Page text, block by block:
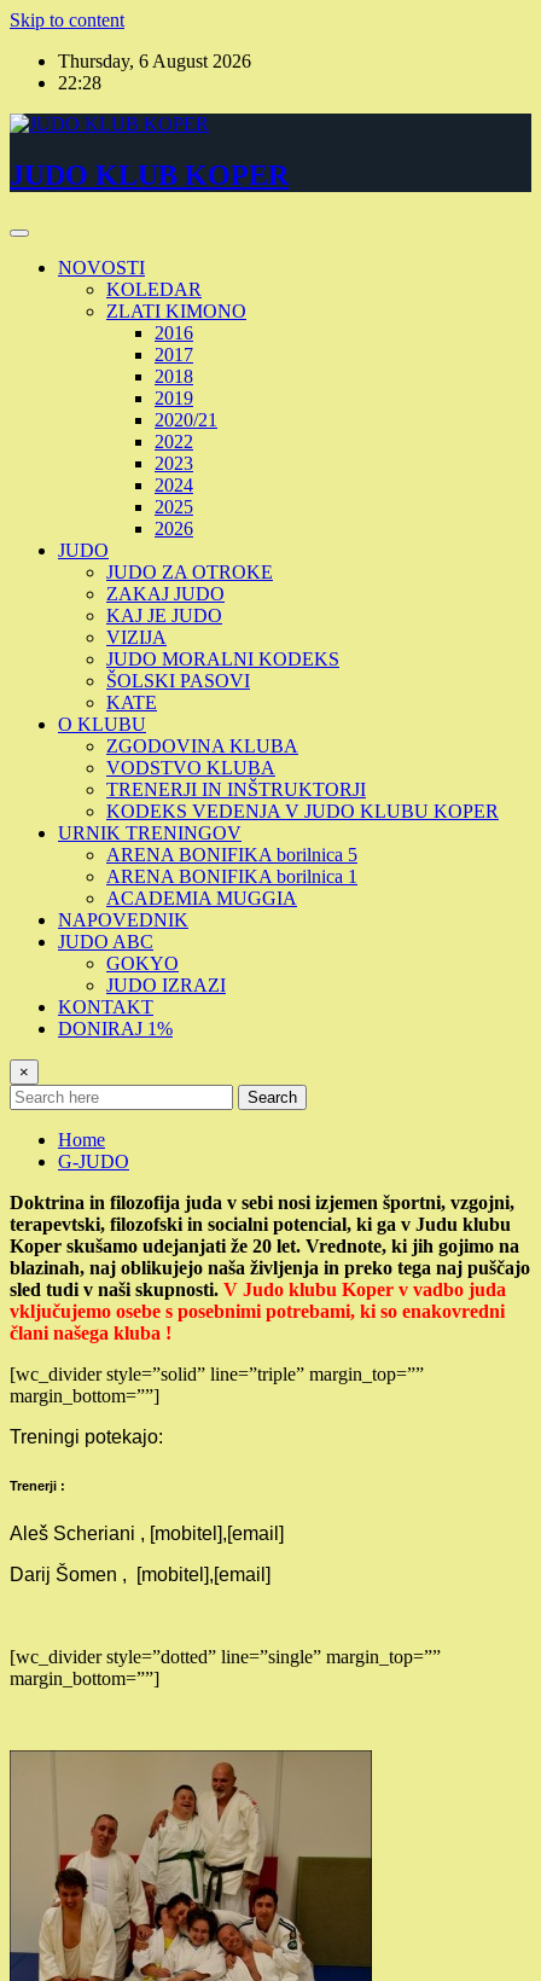
Skip to content
Thursday, 6 August 2026
22:28
JUDO KLUB KOPER
NOVOSTI
KOLEDAR
ZLATI KIMONO
2016
2017
2018
2019
2020/21
2022
2023
2024
2025
2026
JUDO
JUDO ZA OTROKE
ZAKAJ JUDO
KAJ JE JUDO
VIZIJA
JUDO MORALNI KODEKS
ŠOLSKI PASOVI
KATE
O KLUBU
ZGODOVINA KLUBA
VODSTVO KLUBA
TRENERJI IN INŠTRUKTORJI
KODEKS VEDENJA V JUDO KLUBU KOPER
URNIK TRENINGOV
ARENA BONIFIKA borilnica 5
ARENA BONIFIKA borilnica 1
ACADEMIA MUGGIA
NAPOVEDNIK
JUDO ABC
GOKYO
JUDO IZRAZI
KONTAKT
DONIRAJ 1%
×
Search
Home
G-JUDO
Doktrina in filozofija juda v sebi nosi izjemen športni, vzgojni,
terapevtski, filozofski in socialni potencial, ki ga v Judu klubu
Koper skušamo udejanjati že 20 let. Vrednote, ki jih gojimo na
blazinah, naj oblikujejo naša življenja in preko tega naj puščajo
sled tudi v naši skupnosti. V Judo klubu Koper v vadbo juda
vključujemo osebe s posebnimi potrebami, ki so enakovredni
člani našega kluba !
[wc_divider style=”solid” line=”triple” margin_top=””
margin_bottom=””]
Treningi potekajo:
Trenerji :
Aleš Scheriani , [mobitel],[email]
Darij Šomen , [mobitel],[email]
[wc_divider style=”dotted” line=”single” margin_top=””
margin_bottom=””]